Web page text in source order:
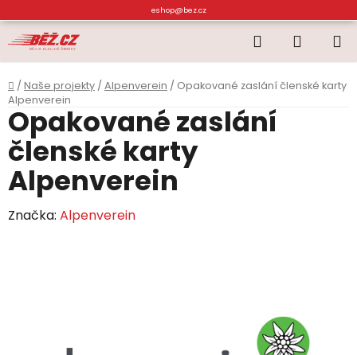
na
obsah
eshop@bez.cz
Hledat
KOŠÍK
Domů
/ Naše projekty / Alpenverein / Opakované zaslání členské karty
Alpenverein
Opakované zaslání
členské karty
Alpenverein
Značka: Alpenverein